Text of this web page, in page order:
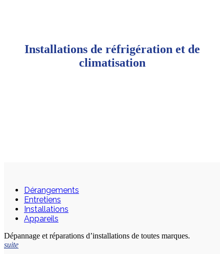
Installations de réfrigération et de
climatisation
Dérangements
Entretiens
Installations
Appareils
Dépannage et réparations d’installations de toutes marques.
suite